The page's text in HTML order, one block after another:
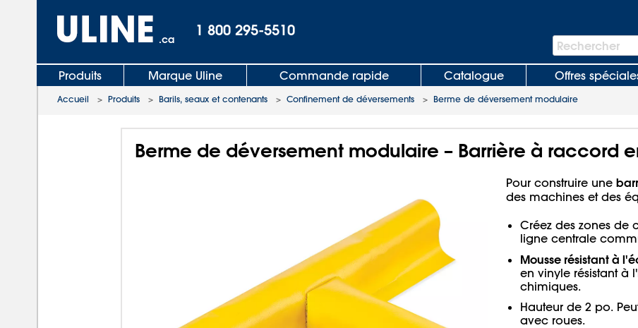
.ca
1 800 295-5510
Barre
de
recherche
Rechercher
Produits Marque Uline Commande rapide Catalogue Offres
Accueil > Produits > Barils, seaux et contenants > Confinement de déversements > Berme de déversement modulaire
Berme de déversement modulaire – Barrière à raccord
Pour construire une
des machines et des
Créez des zones de
ligne centrale
Mousse résistant à
en vinyle résistant à
chimiques.
Hauteur de 2 po.
avec roues.